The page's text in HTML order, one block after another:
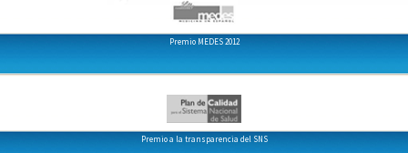
Premio MEDES 2012
Premio a la transparencia del SNS